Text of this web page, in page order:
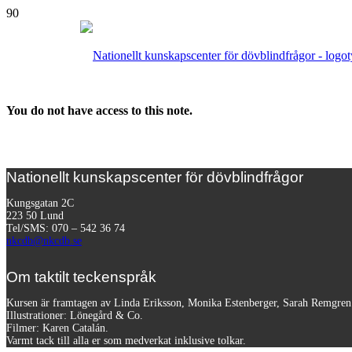
You do not have access to this note.
Nationellt kunskapscenter för dövblindfrågor
Kungsgatan 2C
223 50 Lund
Tel/SMS: 070 – 542 36 74
nkcdb@nkcdb.se
Om taktilt teckenspråk
Kursen är framtagen av Linda Eriksson, Monika Estenberger, Sarah
Illustrationer: Lönegård & Co.
Filmer: Karen Catalán.
Varmt tack till alla er som medverkat inklusive tolkar.